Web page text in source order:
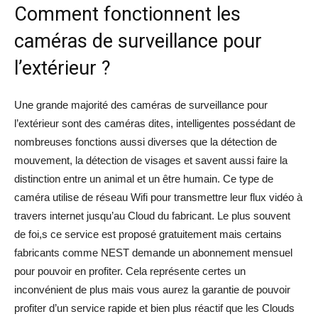
Comment fonctionnent les
caméras de surveillance pour
l’extérieur ?
Une grande majorité des caméras de surveillance pour
l’extérieur sont des caméras dites, intelligentes possédant de
nombreuses fonctions aussi diverses que la détection de
mouvement, la détection de visages et savent aussi faire la
distinction entre un animal et un être humain. Ce type de
caméra utilise de réseau Wifi pour transmettre leur flux vidéo à
travers internet jusqu’au Cloud du fabricant. Le plus souvent
de foi,s ce service est proposé gratuitement mais certains
fabricants comme NEST demande un abonnement mensuel
pour pouvoir en profiter. Cela représente certes un
inconvénient de plus mais vous aurez la garantie de pouvoir
profiter d’un service rapide et bien plus réactif que les Clouds